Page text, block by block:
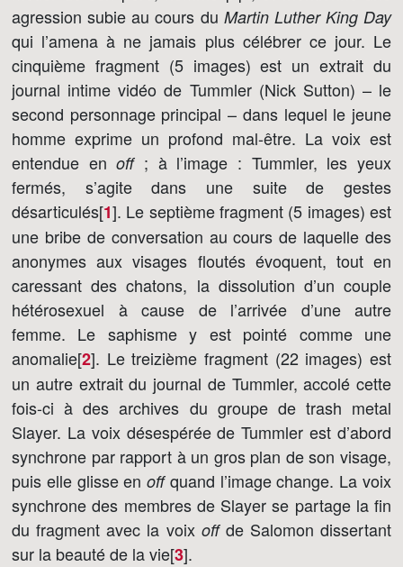
agression subie au cours du Martin Luther King Day
qui l’amena à ne jamais plus célébrer ce jour. Le
cinquième fragment (5 images) est un extrait du
journal intime vidéo de Tummler (Nick Sutton) – le
second personnage principal – dans lequel le jeune
homme exprime un profond mal-être. La voix est
entendue enoff; à l’image : Tummler, les yeux
fermés, s’agite dans une suite de gestes
désarticulés[1]. Le septième fragment (5 images) est
une bribe de conversation au cours de laquelle des
anonymes aux visages floutés évoquent, tout en
caressant des chatons, la dissolution d’un couple
hétérosexuel à cause de l’arrivée d’une autre
femme. Le saphisme y est pointé comme une
anomalie[2]. Le treizième fragment (22 images) est
un autre extrait du journal de Tummler, accolé cette
fois-ci à des archives du groupe de trash metal
Slayer. La voix désespérée de Tummler est d’abord
synchrone par rapport à un gros plan de son visage,
puis elle glisse enoffquand l’image change. La voix
synchrone des membres de Slayer se partage la fin
du fragment avec la voix offde Salomon dissertant
sur la beauté de la vie[3].